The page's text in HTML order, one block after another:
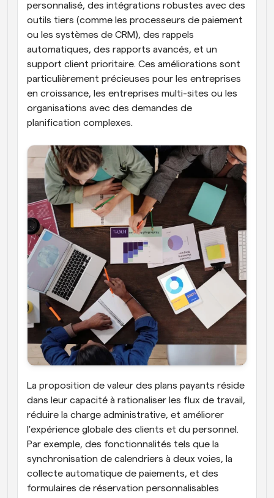
personnalisé, des intégrations robustes avec des
outils tiers (comme les processeurs de paiement
ou les systèmes de CRM), des rappels
automatiques, des rapports avancés, et un
support client prioritaire. Ces améliorations sont
particulièrement précieuses pour les entreprises
en croissance, les entreprises multi-sites ou les
organisations avec des demandes de
planification complexes.
La proposition de valeur des plans payants réside
dans leur capacité à rationaliser les flux de travail,
réduire la charge administrative, et améliorer
l'expérience globale des clients et du personnel.
Par exemple, des fonctionnalités tels que la
synchronisation de calendriers à deux voies, la
collecte automatique de paiements, et des
formulaires de réservation personnalisables